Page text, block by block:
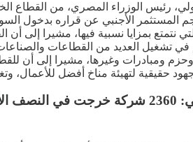
رئيس الوزراء المصري، من القطاع
المستثمر الأجنبي عن قراره بدخول
نتمتع بمزايا نسبية فيها، مشيرا
في تشغيل العديد من القطاعات
وحزم ومبادرات وغيرها، مشيرا إلى أن
حقيقية لتهيئة مناخ أفضل للأعمال،